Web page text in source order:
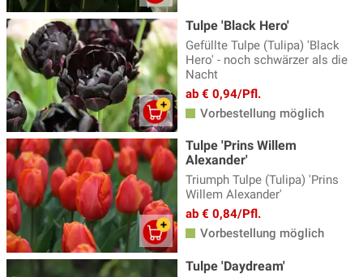
Tulpe 'Black Hero'
Gefüllte Tulpe (Tulipa) 'Black
Hero' - noch schwärzer als die
Nacht
ab € 0,94/Pfl.
Vorbestellung möglich
Tulpe 'Prins Willem
Alexander'
Triumph Tulpe (Tulipa) 'Prins
Willem Alexander'
ab € 0,84/Pfl.
Vorbestellung möglich
Tulpe 'Daydream'